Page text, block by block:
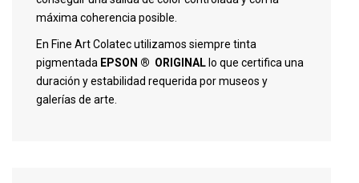
máxima coherencia posible.
En Fine Art Colatec utilizamos siempre tinta
pigmentada EPSON ® ORIGINAL lo que certifica una
duración y estabilidad requerida por museos y
galerías de arte.